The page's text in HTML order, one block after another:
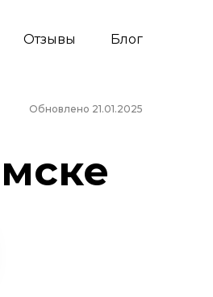
Отзывы Блог
Обновлено 21.01.2025